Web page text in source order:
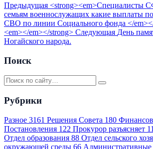
Предыдущая <strong><em>Специалисты
семьям военнослужащих какие выплаты
СВО по линии Социального фонда </
<em></em></strong> Следующая День
Ногайского народа.
Поиск
Рубрики
Разное 3161 Решения Совета 180
Постановления 122 Прокурор разъясняет
Отдел образования 88 Отдел сельского
окружающей среды 66 Административные